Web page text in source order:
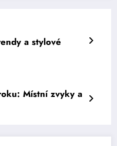
a stylové
Místní zvyky a